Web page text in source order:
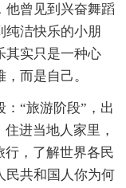
他曾见到兴奋舞蹈
纯洁快乐的小朋
其实只是一种心
而是自己。
“旅游阶段”，出
进当地人家里，
行，了解世界各民
民共和国人你为何